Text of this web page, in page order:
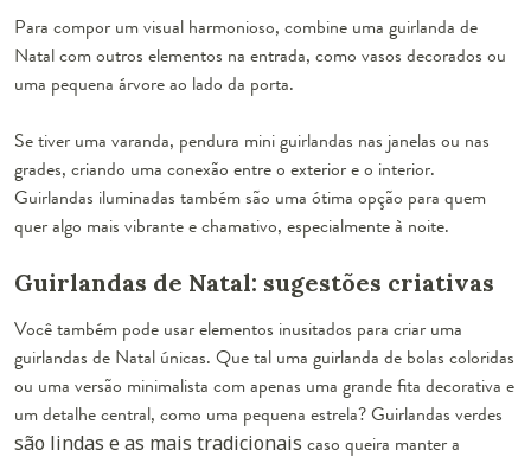
Para compor um visual harmonioso, combine uma guirlanda de
Natal com outros elementos na entrada, como vasos decorados ou
uma pequena árvore ao lado da porta.
Se tiver uma varanda, pendura mini guirlandas nas janelas ou nas
grades, criando uma conexão entre o exterior e o interior.
Guirlandas iluminadas também são uma ótima opção para quem
quer algo mais vibrante e chamativo, especialmente à noite.
Guirlandas de Natal: sugestões criativas
Você também pode usar elementos inusitados para criar uma
guirlandas de Natal únicas. Que tal uma guirlanda de bolas coloridas
ou uma versão minimalista com apenas uma grande fita decorativa e
um detalhe central, como uma pequena estrela?Guirlandas verdes
são lindas e as mais tradicionais caso queira manter a